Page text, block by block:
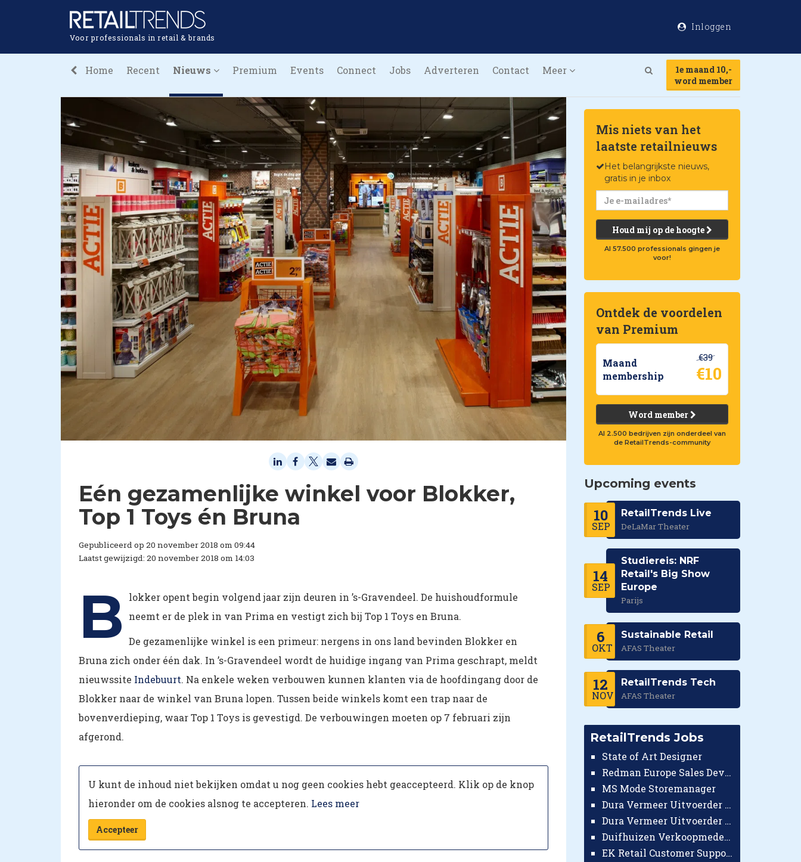
Voor professionals in retail & brands
Inloggen
Home Recent Nieuws Premium Events Connect Jobs Adverteren Contact Meer
1e maand 10,-
word member
Eén gezamenlijke winkel voor Blokker,
Top 1 Toys én Bruna
Gepubliceerd op 20 november 2018 om 09:44
Laatst gewijzigd: 20 november 2018 om 14:03
B
lokker opent begin volgend jaar zijn deuren in ’s-Gravendeel. De huishoudformule
neemt er de plek in van Prima en vestigt zich bij Top 1 Toys en Bruna.
De gezamenlijke winkel is een primeur: nergens in ons land bevinden Blokker en
Bruna zich onder één dak. In ’s-Gravendeel wordt de huidige ingang van Prima geschrapt, meldt
nieuwssite Indebuurt. Na enkele weken verbouwen kunnen klanten via de hoofdingang door de
Blokker naar de winkel van Bruna lopen. Tussen beide winkels komt een trap naar de
bovenverdieping, waar Top 1 Toys is gevestigd. De verbouwingen moeten op 7 februari zijn
afgerond.
U kunt de inhoud niet bekijken omdat u nog geen cookies hebt geaccepteerd. Klik op de knop
hieronder om de cookies alsnog te accepteren. Lees meer
Accepteer
Mis niets van het
laatste retailnieuws
Het belangrijkste nieuws,
gratis in je inbox
Houd mij op de hoogte
Al 57.500 professionals gingen je
voor!
Ontdek de voordelen
van Premium
Maand
membership
€39
€10
Word member
Al 2.500 bedrijven zijn onderdeel van
de RetailTrends-community
Upcoming events
10
SEP
RetailTrends Live
DeLaMar Theater
14
SEP
Studiereis: NRF
Retail's Big Show
Europe
Parijs
6
OKT
Sustainable Retail
AFAS Theater
12
NOV
RetailTrends Tech
AFAS Theater
RetailTrends Jobs
State of Art Designer
Redman Europe Sales Developer (Europe)
MS Mode Storemanager
Dura Vermeer Uitvoerder GWW Amsterdam
Dura Vermeer Uitvoerder Civiel Nijmegen
Duifhuizen Verkoopmedewerker Ridderkerk
EK Retail Customer Support Omnichannel